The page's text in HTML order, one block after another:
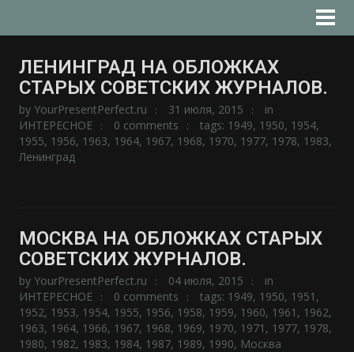
ЛЕНИНГРАД НА ОБЛОЖКАХ
СТАРЫХ СОВЕТСКИХ ЖУРНАЛОВ.
by YourPresentPerfect.ru 31 июля, 2015
in
ИНТЕРЕСНОЕ
0 comments tags: 1949, 1950, 1954,
1955, 1956, 1963, 1964, 1967, 1968, 1970, 1977, 1978, 1983,
Ленинград
МОСКВА НА ОБЛОЖКАХ СТАРЫХ
СОВЕТСКИХ ЖУРНАЛОВ.
by YourPresentPerfect.ru 04 июля, 2015
in
ИНТЕРЕСНОЕ
0 comments tags: 1949, 1950, 1951 ,
1952, 1953, 1954, 1955, 1956, 1958, 1959, 1960, 1961 , 1962,
1963, 1964, 1966, 1967, 1968, 1969, 1970, 1971 , 1977, 1978,
1980, 1982, 1983, 1984, 1987, 1989, 1990, Москва